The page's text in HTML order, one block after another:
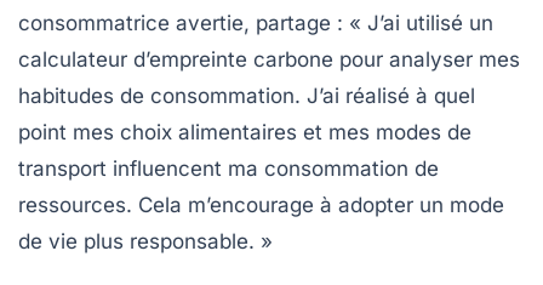
consommatrice avertie, partage : « J’ai utilisé un
calculateur d’empreinte carbone pour analyser mes
habitudes de consommation. J’ai réalisé à quel
point mes choix alimentaires et mes modes de
transport influencent ma consommation de
ressources. Cela m’encourage à adopter un mode
de vie plus responsable. »